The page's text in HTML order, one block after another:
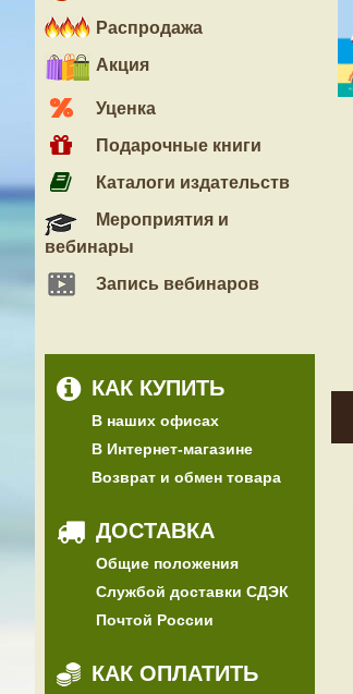
Распродажа
Акция
Уценка
Подарочные книги
Каталоги издательств
Мероприятия и
вебинары
Запись вебинаров
КАК КУПИТЬ
В наших офисах
В Интернет-магазине
Возврат и обмен товара
ДОСТАВКА
Общие положения
Службой доставки СДЭК
Почтой России
КАК ОПЛАТИТЬ